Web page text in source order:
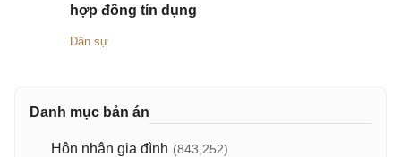
hợp đồng tín dụng
Dân sự
Danh mục bản án
Hôn nhân gia đình (843,252)